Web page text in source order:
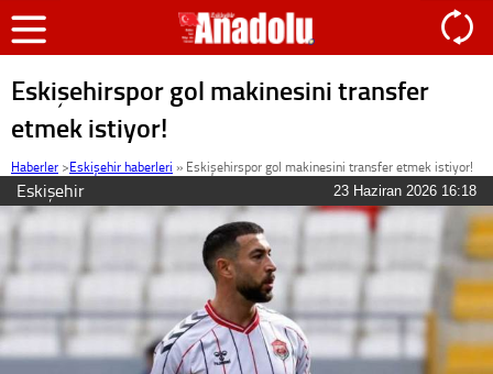
Eskişehirspor gol makinesini transfer
etmek istiyor!
Haberler >Eskişehir haberleri » Eskişehirspor gol makinesini transfer etmek istiyor!
Eskişehir 23 Haziran 2026 16:18